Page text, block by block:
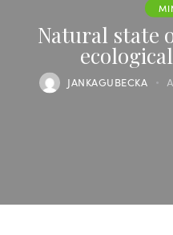
Natural state
JANKAGUBECKA